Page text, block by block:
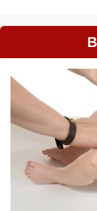
khi tiệt
sữa, hãy sử
bát. Không
nghẽn do
Mẹ hãy sử
dễ dàng mà